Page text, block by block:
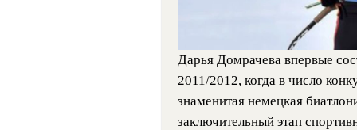
Дарья Домрачева впервые
2011/2012, когда в число
знаменитая немецкая
заключительный этап